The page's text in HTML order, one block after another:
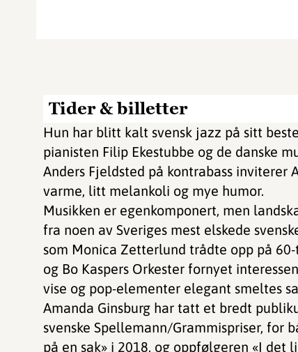
Tider & billetter
Hun har blitt kalt svensk jazz på sitt
pianisten Filip Ekestubbe og de danske
Anders Fjeldsted på kontrabass inviterer
varme, litt melankoli og mye humor.
Musikken er egenkomponert, men
fra noen av Sveriges mest elskede
som Monica Zetterlund trådte opp på
og Bo Kaspers Orkester fornyet
vise og pop-elementer elegant smeltes
Amanda Ginsburg har tatt et bredt
svenske Spellemann/Grammispriser, for
på en sak» i 2018, og oppfølgeren «I det